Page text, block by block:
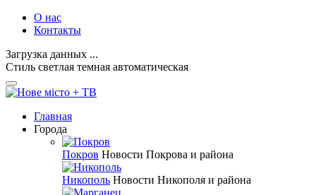
О нас
Контакты
Загрузка данных ...
Стиль светлая темная автоматическая
Главная
Города
Покров Новости Покрова и района
Никополь Новости Никополя и района